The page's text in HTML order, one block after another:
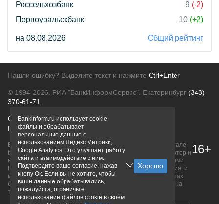
Россельхозбанк
9 (-2)
Первоуральскбанк
10 (+2)
на 08.08.2026 Общий рейтинг
Нашли ошибку? Выделите текст и нажмите Ctrl+Enter
© 1994-2026. РИА "БанкИнформСервис". Екатеринбург (343)
370-61-71
О проектеПолитика конфиденциальности
Правовая информацияДля рекламодателей
Вся информация о продуктах банков, размещенная на портале
bankinform.ru, носит исключительно ознакомительный характер и
не является публичной офертой, определяемой положениями
ГК РФ. Информация не содержит точного и полного описания, и
может быть изменена. Конечные условия уточняйте на сайтах
банков или при личном обращении. Исключительное право на
товарные знаки принадлежит их правообладателям.
16+
Bankinform.ru использует cookie-
файлы и обрабатывает
персональные данные с
использованием Яндекс Метрики,
Google Analytics. Это улучшает работу
сайта и взаимодействие с ним.
Подтвердите ваше согласие, нажав
кнопу Ок. Если вы не хотите, чтобы
ваши данные обрабатывались,
пожалуйста, ограничьте
использование файлов cookie в своём